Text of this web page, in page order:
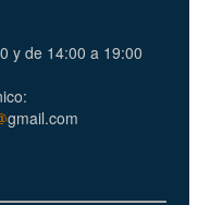
y de 14:00 a 19:00
gmail.com